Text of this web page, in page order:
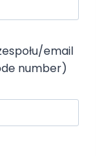
email
number)